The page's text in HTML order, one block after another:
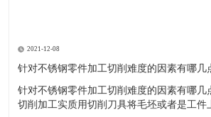
2021-12-08
针对不锈钢零件加工切削难度的因素有哪几
针对不锈钢零件加工切削难度的因素有哪几
切削加工实质用切削刀具将毛坯或者是工件